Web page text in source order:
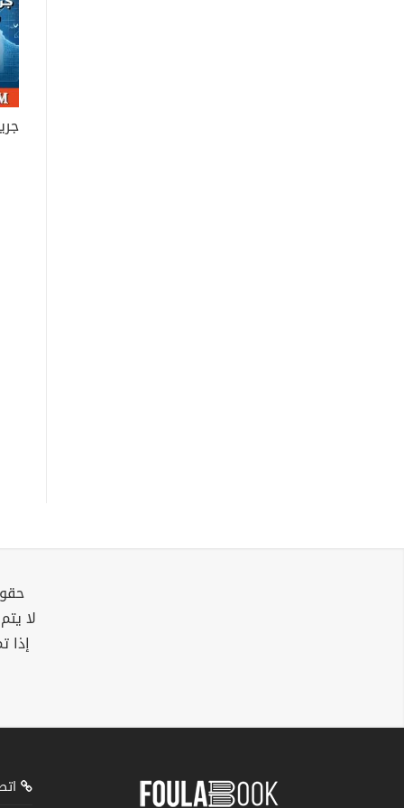
لا
إذا